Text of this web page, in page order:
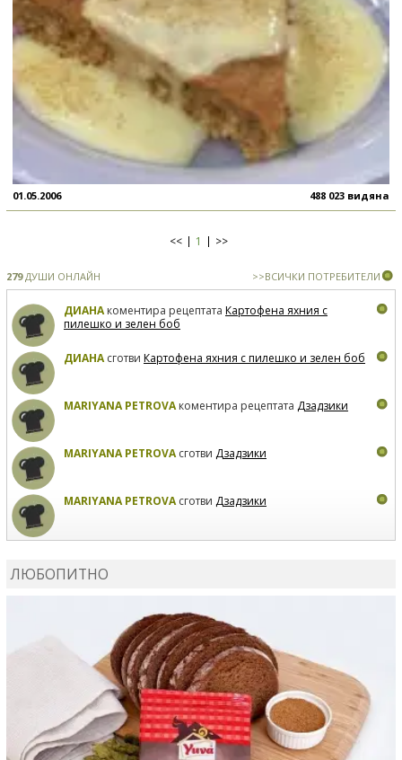
01.05.2006 488 023 видяна
<< 1 >>
279ДУШИ ОНЛАЙН >>ВСИЧКИ ПОТРЕБИТЕЛИ
ДИАНАкоментира рецептата Картофена яхния с
пилешко и зелен боб
ДИАНАсготви Картофена яхния с пилешко и зелен боб
MARIYANA PETROVAкоментира рецептата Дзадзики
MARIYANA PETROVAсготви Дзадзики
MARIYANA PETROVAсготви Дзадзики
ЛЮБОПИТНО